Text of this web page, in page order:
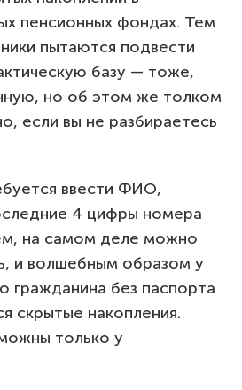
пенсионных фондах. Тем
пытаются подвести
базу — тоже,
но об этом же толком
если вы не разбираетесь
ввести ФИО,
4 цифры номера
на самом деле можно
и волшебным образом у
гражданина без паспорта
скрытые накопления.
только у